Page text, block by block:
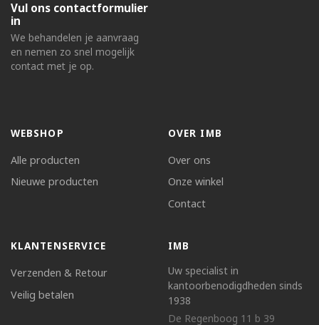
Vul ons contactformulier
in
We behandelen je aanvraag
en nemen zo snel mogelijk
contact met je op.
WEBSHOP
Alle producten
Nieuwe producten
OVER IMB
Over ons
Onze winkel
Contact
KLANTENSERVICE
Verzenden & Retour
Veilig betalen
IMB
Uw specialist in
kantoorbenodigdheden sinds
1938
De Regenboog 11 b 39